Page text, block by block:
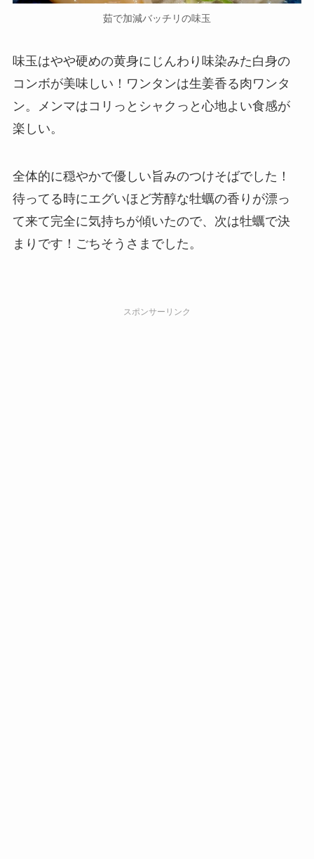
茹で加減バッチリの味玉
味玉はやや硬めの黄身にじんわり味染みた白身の
コンボが美味しい！ワンタンは生姜香る肉ワンタ
ン。メンマはコリっとシャクっと心地よい食感が
楽しい。
全体的に穏やかで優しい旨みのつけそばでした！
待ってる時にエグいほど芳醇な牡蠣の香りが漂っ
て来て完全に気持ちが傾いたので、次は牡蠣で決
まりです！ごちそうさまでした。
スポンサーリンク